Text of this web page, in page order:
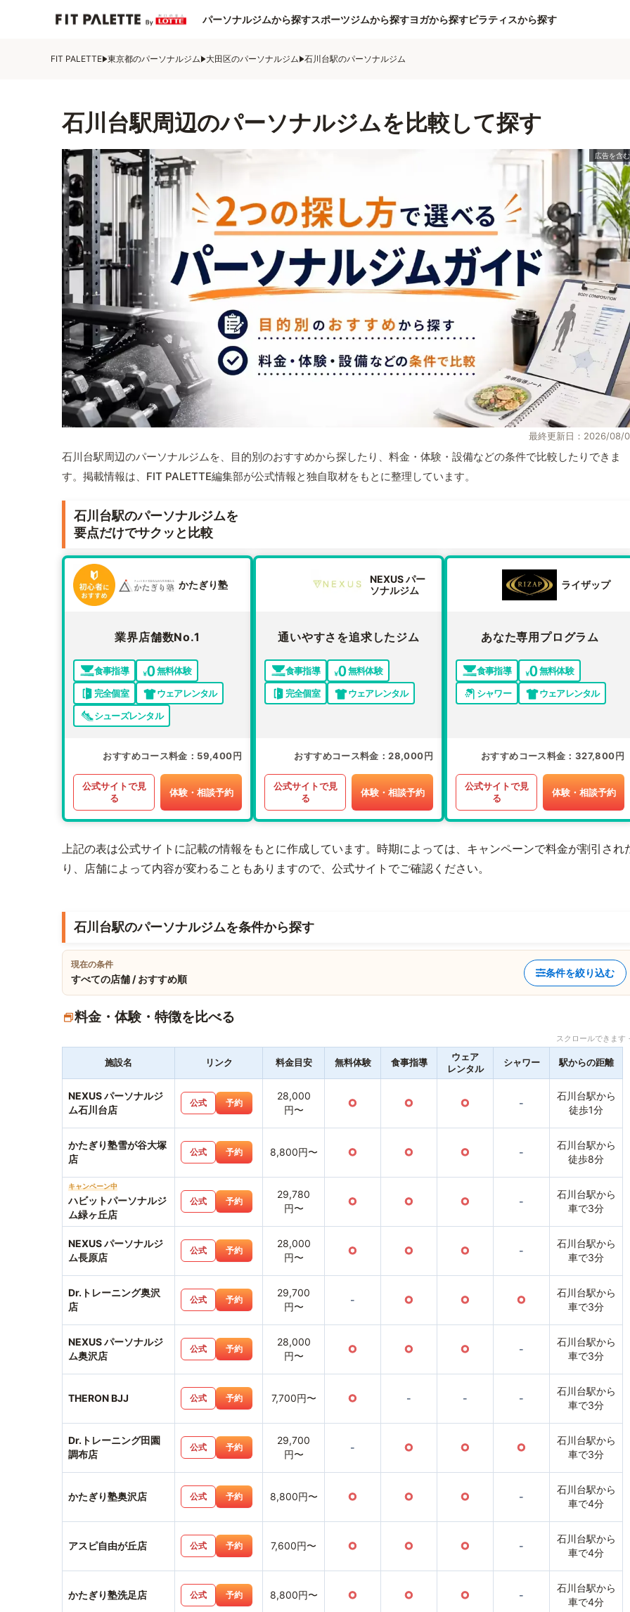
パーソナルジムから探すスポーツジムから探すヨガから探すピラティスから探す
FIT PALETTE 東京都のパーソナルジム 大田区のパーソナルジム 石川台駅のパーソナルジム
石川台駅周辺のパーソナルジムを比較して探す
最終更新日：2026/08/
石川台駅周辺のパーソナルジムを、目的別のおすすめから探したり、料金・体験・設備などの条件で比較したりできま
す。掲載情報は、FIT PALETTE編集部が公式情報と独自取材をもとに整理しています。
石川台駅のパーソナルジムを
要点だけでサクッと比較
かたぎり塾
業界店舗数No.1
食事指導
無料体験
完全個室
ウェアレンタル
シューズレンタル
おすすめコース料金 59,400円
公式サイトで見
る
体験・相談予約
NEXUS パー
ソナルジム
通いやすさを追求したジム
食事指導
無料体験
完全個室
ウェアレンタル
おすすめコース料金 28,000円
公式サイトで見
る
体験・相談予約
ライザップ
あなた専用プログラム
食事指導
無料体験
シャワー
ウェアレンタル
おすすめコース料金 327,800円
公式サイトで見
る
体験・相談予約
上記の表は公式サイトに記載の情報をもとに作成しています。時期によっては、キャンペーンで料金が割引され
り、店舗によって内容が変わることもありますので、公式サイトでご確認ください。
石川台駅のパーソナルジムを条件から探す
現在の条件
すべての店舗 / おすすめ順
条件を絞り込む
料金・体験・特徴を比べる
スクロールできま
施設名 リンク 料金目安 無料体験 食事指導
ウェア
レンタル
シャワー 駅からの距離
NEXUS パーソナルジ
ム石川台店
公式 予約
28,000
円〜
○ ○ ○ -
石川台駅から
徒歩1分
かたぎり塾雪が谷大塚
店
公式 予約 8,800円〜 ○ ○ ○ -
石川台駅から
徒歩8分
キャンペーン中
ハビットパーソナルジ
ム緑ヶ丘店
公式 予約
29,780
円〜
○ ○ ○ -
石川台駅から
車で3分
NEXUS パーソナルジ
ム長原店
公式 予約
28,000
円〜
○ ○ ○ -
石川台駅から
車で3分
Dr.トレーニング奥沢
店
公式 予約
29,700
円〜
- ○ ○ ○
石川台駅から
車で3分
NEXUS パーソナルジ
ム奥沢店
公式 予約
28,000
円〜
○ ○ ○ -
石川台駅から
車で3分
THERON BJJ 公式 予約 7,700円〜 ○ - - -
石川台駅から
車で3分
Dr.トレーニング田園
調布店
公式 予約
29,700
円〜
- ○ ○ ○
石川台駅から
車で3分
かたぎり塾奥沢店 公式 予約 8,800円〜 ○ ○ ○ -
石川台駅から
車で4分
アスピ自由が丘店 公式 予約 7,600円〜 ○ ○ ○ -
石川台駅から
車で4分
かたぎり塾洗足店 公式 予約 8,800円〜 ○ ○ ○ -
石川台駅から
車で4分